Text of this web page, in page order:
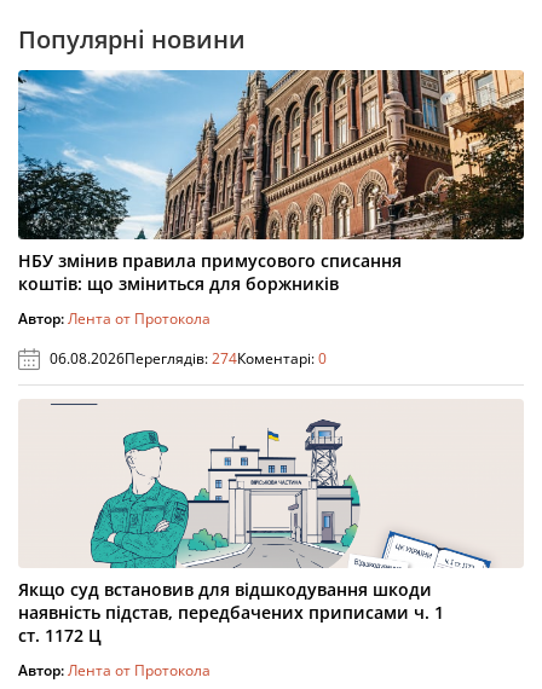
Популярні новини
НБУ змінив правила примусового списання
коштів: що зміниться для боржників
Автор:Лента от Протокола
06.08.2026Переглядів:274Коментарі:0
Якщо суд встановив для відшкодування шкоди
наявність підстав, передбачених приписами ч. 1
ст. 1172 Ц
Автор:Лента от Протокола